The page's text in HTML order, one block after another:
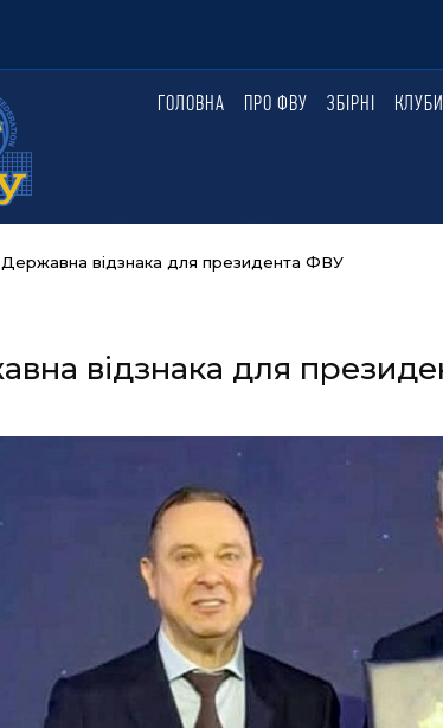
ГОЛОВНЕГОЛОВНА ПРО ФВУ ЗБІРНІ КЛУБИ
Державна відзнака для президента ФВУ
відзнака для